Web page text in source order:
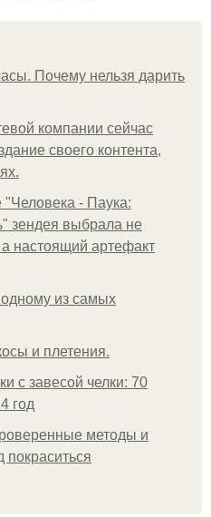
Почему нельзя дарить
компании сейчас
своего контента,
- Паука:
зендея выбрала не
настоящий артефакт
из самых
и плетения.
с завесой челки: 70
год
методы и